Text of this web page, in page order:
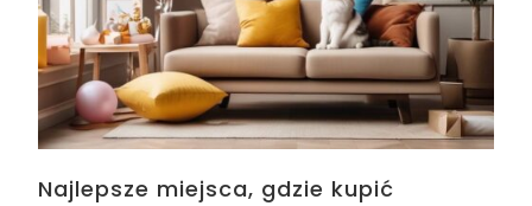
Najlepsze miejsca, gdzie kupić